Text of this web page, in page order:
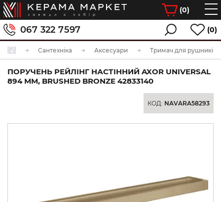
(0)
067 322 7597 (0)
Сантехніка Аксесуари Тримач для рушників
ПОРУЧЕНЬ РЕЙЛІНГ НАСТІННИЙ AXOR UNIVERSAL
894 ММ, BRUSHED BRONZE 42833140
КОД: NAVARA58293